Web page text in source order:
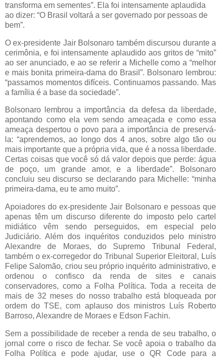
transforma em sementes”. Ela foi intensamente aplaudida
ao dizer: “O Brasil voltará a ser governado por pessoas de
bem”.
O ex-presidente Jair Bolsonaro também discursou durante a
cerimônia, e foi intensamente aplaudido aos gritos de “mito”
ao ser anunciado, e ao se referir a Michelle como a “melhor
e mais bonita primeira-dama do Brasil”. Bolsonaro lembrou:
“passamos momentos difíceis. Continuamos passando. Mas
a família é a base da sociedade”.
Bolsonaro lembrou a importância da defesa da liberdade,
apontando como ela vem sendo ameaçada e como essa
ameaça despertou o povo para a importância de preservá-
la: “aprendemos, ao longo dos 4 anos, sobre algo tão ou
mais importante que a própria vida, que é a nossa liberdade.
Certas coisas que você só dá valor depois que perde: água
de poço, um grande amor, e a liberdade”. Bolsonaro
concluiu seu discurso se declarando para Michelle: “minha
primeira-dama, eu te amo muito”.
Apoiadores do ex-presidente Jair Bolsonaro e pessoas que
apenas têm um discurso diferente do imposto pelo cartel
midiático vêm sendo perseguidos, em especial pelo
Judiciário. Além dos inquéritos conduzidos pelo ministro
Alexandre de Moraes, do Supremo Tribunal Federal,
também o ex-corregedor do Tribunal Superior Eleitoral, Luís
Felipe Salomão, criou seu próprio inquérito administrativo, e
ordenou o confisco da renda de sites e canais
conservadores, como a Folha Política. Toda a receita de
mais de 32 meses do nosso trabalho está bloqueada por
ordem do TSE, com aplauso dos ministros Luís Roberto
Barroso, Alexandre de Moraes e Edson Fachin.
Sem a possibilidade de receber a renda de seu trabalho, o
jornal corre o risco de fechar. Se você apoia o trabalho da
Folha Política e pode ajudar, use o QR Code para a